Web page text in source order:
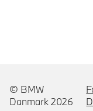
© BMW
Danmark 2026